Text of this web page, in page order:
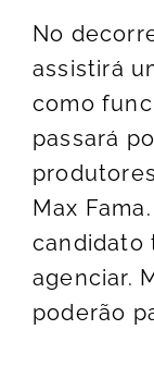
No
assistirá
como
passará
Max
candidato
agenciar.
poderão